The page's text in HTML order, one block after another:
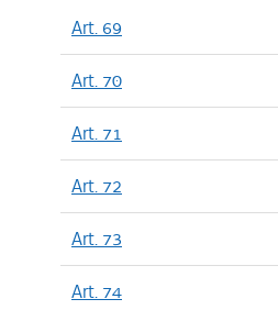
Art. 69
Art. 70
Art. 71
Art. 72
Art. 73
Art. 74